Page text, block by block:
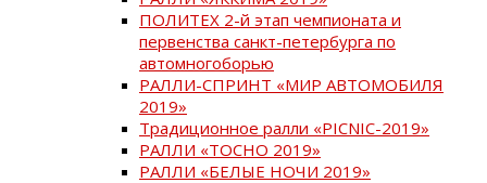
ПОЛИТЕХ 2-й этап чемпионата и
первенства санкт-петербурга по
автомногоборью
РАЛЛИ-СПРИНТ «МИР АВТОМОБИЛЯ
2019»
Традиционное ралли «PICNIC-2019»
РАЛЛИ «ТОСНО 2019»
РАЛЛИ «БЕЛЫЕ НОЧИ 2019»